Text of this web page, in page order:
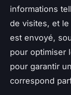
informations
de visites, et
est envoyé,
pour optimiser
pour garantir
correspond